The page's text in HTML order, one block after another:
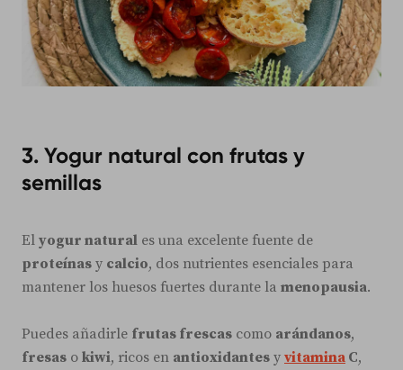
3. Yogur natural con frutas y
semillas
El yogur natural es una excelente fuente de
proteínas y calcio, dos nutrientes esenciales para
mantener los huesos fuertes durante la menopausia.
Puedes añadirle frutas frescas como arándanos,
fresas o kiwi, ricos en antioxidantes y vitamina C,